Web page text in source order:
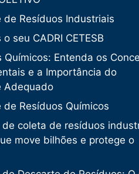
de Resíduos Industriais
seu CADRI CETESB
Químicos: Entenda os
e a Importância do
Adequado
de Resíduos Químicos
de coleta de resíduos
move bilhões e protege o